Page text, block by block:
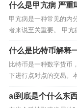
能亢进症（简称甲亢）
激素水平急剧升高引起
什么是甲亢病 严重
甲亢病是一种常见的内
者来说至关重要。 甲亢
亢进症，是由于甲状腺
甲状腺激素在人体内起
兴奋性等重要作用。当
什么是比特币解释
比特币是一种数字货币
下进行点对点的交易。
技术特点以及它在现代
oin）是一种去中心化的
ai到底是个什么东